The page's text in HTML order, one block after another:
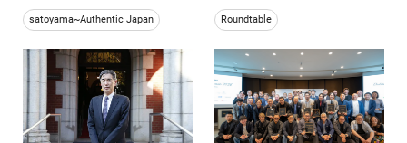
satoyama~Authentic Japan Roundtable